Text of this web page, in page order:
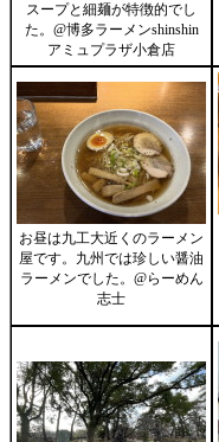
スープと細麺が特徴的でし
た。@博多ラーメンshinshin
アミュプラザ小倉店
お昼は九工大近くのラーメン
屋です。九州では珍しい醤油
ラーメンでした。@らーめん
志士